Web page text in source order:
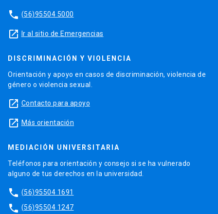
phone (56)95504 5000
launch Ir al sitio de Emergencias
DISCRIMINACIÓN Y VIOLENCIA
Orientación y apoyo en casos de discriminación, violencia de
género o violencia sexual.
launch Contacto para apoyo
launch Más orientación
MEDIACIÓN UNIVERSITARIA
Teléfonos para orientación y consejo si se ha vulnerado
alguno de tus derechos en la universidad.
phone (56)95504 1691
phone (56)95504 1247